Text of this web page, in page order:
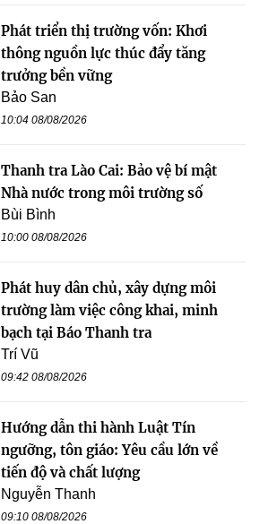
Phát triển thị trường vốn: Khơi
thông nguồn lực thúc đẩy tăng
trưởng bền vững
Bảo San
10:04 08/08/2026
Thanh tra Lào Cai: Bảo vệ bí mật
Nhà nước trong môi trường số
Bùi Bình
10:00 08/08/2026
Phát huy dân chủ, xây dựng môi
trường làm việc công khai, minh
bạch tại Báo Thanh tra
Trí Vũ
09:42 08/08/2026
Hướng dẫn thi hành Luật Tín
ngưỡng, tôn giáo: Yêu cầu lớn về
tiến độ và chất lượng
Nguyễn Thanh
09:10 08/08/2026